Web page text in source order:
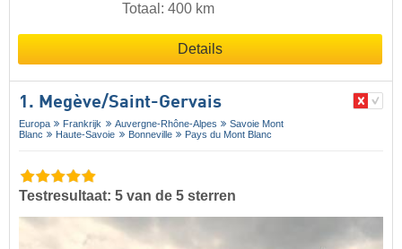
Totaal: 400 km
Details
1. Megève/​Saint-Gervais
Europa Frankrijk Auvergne-Rhône-Alpes
Savoie Mont
Blanc
Haute-Savoie Bonneville Pays du Mont Blanc
Testresultaat: 5 van de 5 sterren